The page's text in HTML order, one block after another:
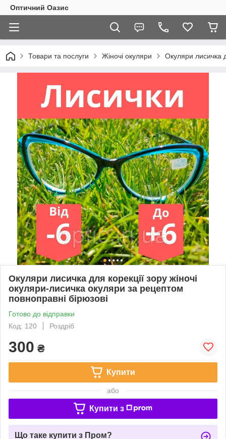
Оптичний Оазис
Товари та послуги Жіночі окуляри Окуляри лисичка
Окуляри лисичка для корекції зору жіночі
окуляри-лисичка окуляри за рецептом
повноправні бірюзові
Готово до відправки
Код: 120
Роздріб
300 ₴
Купити
або
Купити з
Що таке купити з Пром?